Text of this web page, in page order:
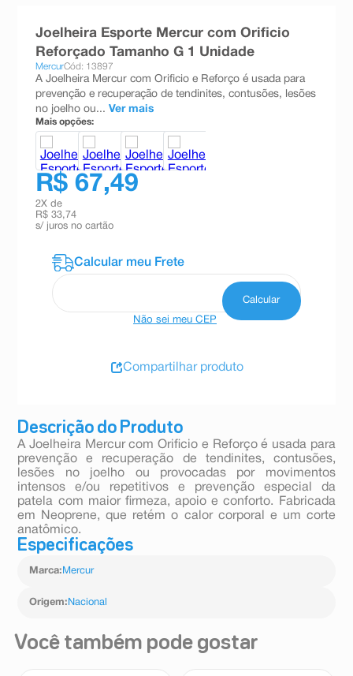
Descrição do Produto
A Joelheira Mercur com Orificio e Reforço é usada para
prevenção e recuperação de tendinites, contusões,
lesões no joelho ou provocadas por movimentos
intensos e/ou repetitivos e prevenção especial da
patela com maior firmeza, apoio e conforto. Fabricada
em Neoprene, que retém o calor corporal e um corte
anatômico.
Especificações
Marca: Mercur
Origem: Nacional
Joelheira Esporte Mercur com Orificio
Reforçado Tamanho G 1 Unidade
MercurCód: 13897
A Joelheira Mercur com Orificio e Reforço é usada para
prevenção e recuperação de tendinites, contusões, lesões
no joelho ou... Ver mais
Mais opções:
R$ 67,49
2X de
R$ 33,74
s/ juros no cartão
Não sei meu CEP
Compartilhar produto
Você também pode gostar
esmalte
10ºabsorvente